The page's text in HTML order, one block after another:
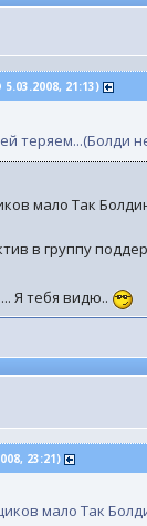
5.03.2008, 21:13)
теряем...(Болди
мало Так
в группу
Я тебя видю..
23:21)
мало Так